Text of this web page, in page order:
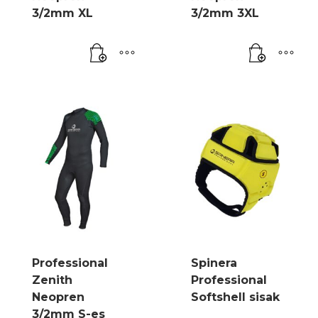
3/2mm XL
3/2mm 3XL
Professional
Zenith
Neopren
3/2mm S-es
Spinera
Professional
Softshell sisak